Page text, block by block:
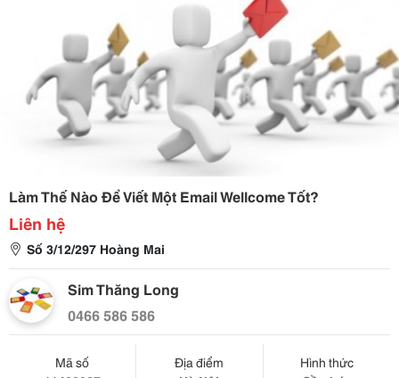
Làm Thế Nào Để Viết Một Email Wellcome Tốt?
Liên hệ
Số 3/12/297 Hoàng Mai
Sim Thăng Long
0466 586 586
Mã số
Địa điểm
Hình thức